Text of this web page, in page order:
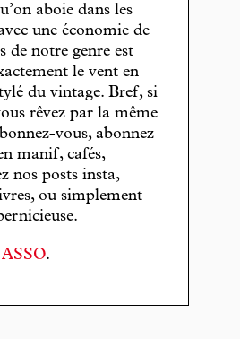
aboie dans les
une économie de
de notre genre est
le vent en
du vintage. Bref, si
rêvez par la même
vous, abonnez
manif, cafés,
nos posts insta,
ou simplement
.